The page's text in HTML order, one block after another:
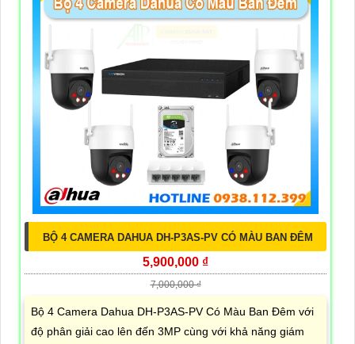
BỘ 4 CAMERA DAHUA DH-P3AS-PV CÓ MÀU BAN ĐÊM
5,900,000 ₫
7,000,000 ₫
Bộ 4 Camera Dahua DH-P3AS-PV Có Màu Ban Đêm với
độ phân giải cao lên đến 3MP cùng với khả năng giám